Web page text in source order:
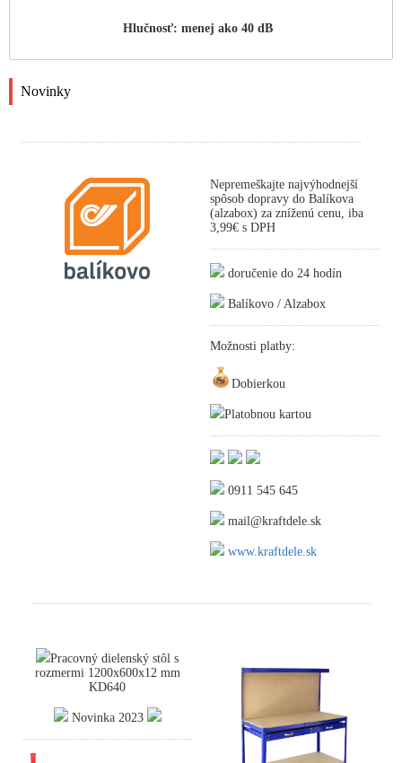
Hlučnosť: menej ako 40 dB
Novinky
Nepremeškajte najvýhodnejší
spôsob dopravy do Balíkova
(alzabox) za zníženú cenu, iba
3,99€ s DPH
doručenie do 24 hodín
Balíkovo / Alzabox
Možnosti platby:
Dobierkou
Platobnou kartou
0911 545 645
mail@kraftdele.sk
www.kraftdele.sk
Pracovný dielenský stôl s
rozmermi 1200x600x12 mm
KD640
Novinka 2023